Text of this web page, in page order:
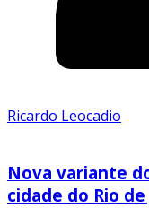
Ricardo Leocadio
Nova variante
cidade do Rio